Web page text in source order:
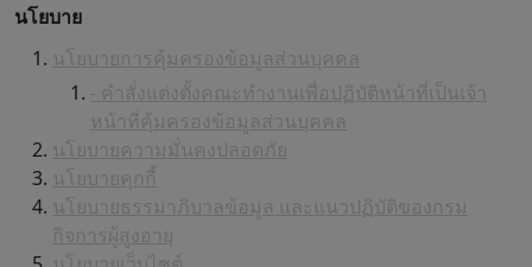
นโยบาย
นโยบายการคุ้มครองข้อมูลส่วนบุคคล
- คำสั่งแต่งตั้งคณะทำงานเพื่อปฏิบัติหน้าที่เป็นเจ้า
หน้าที่คุ้มครองข้อมูลส่วนบุคคล
นโยบายความมั่นคงปลอดภัย
นโยบายคุกกี้
นโยบายธรรมาภิบาลข้อมูล และแนวปฏิบัติของกรม
กิจการผู้สูงอายุ